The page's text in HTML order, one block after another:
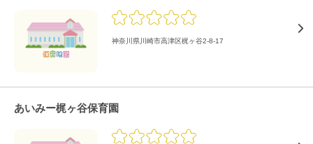
神奈川県川崎市高津区梶ヶ谷2-8-17
あいみー梶ヶ谷保育園